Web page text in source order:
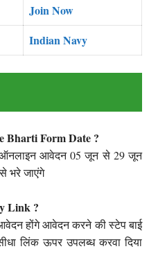
Join Now
Indian Navy
Bharti Form Date ?
ऑनलाइन आवेदन 05 जून से 29 जून
भरे जाएंगे
Link ?
होंगे आवेदन करने की स्टेप बाई
लिंक ऊपर उपलब्ध करवा दिया